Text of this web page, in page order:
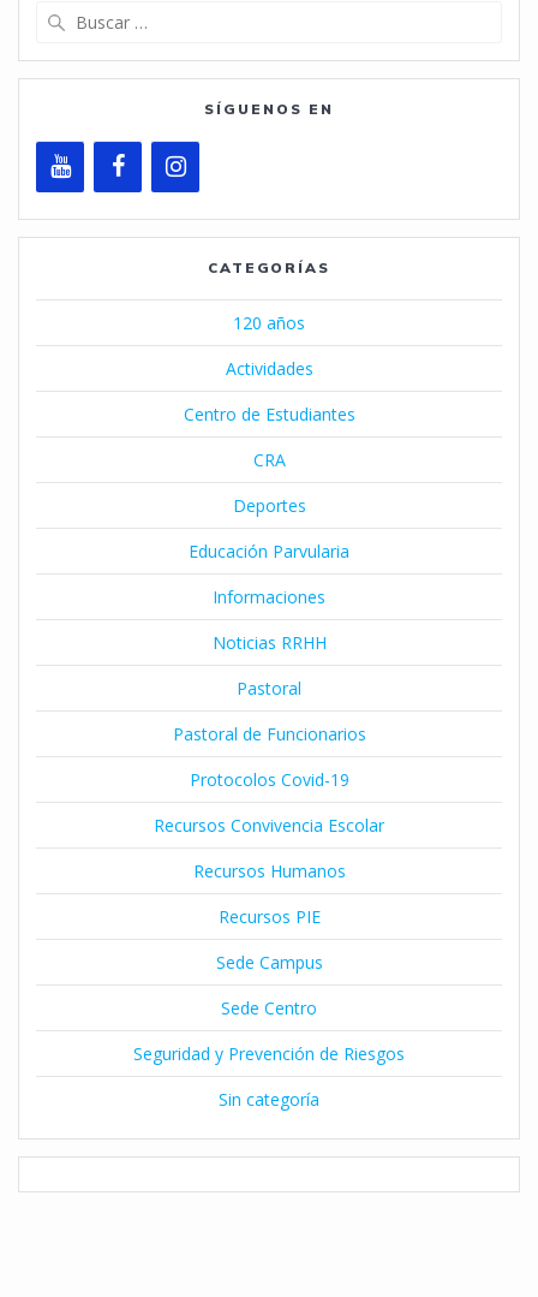
SÍGUENOS EN
CATEGORÍAS
120 años
Actividades
Centro de Estudiantes
CRA
Deportes
Educación Parvularia
Informaciones
Noticias RRHH
Pastoral
Pastoral de Funcionarios
Protocolos Covid-19
Recursos Convivencia Escolar
Recursos Humanos
Recursos PIE
Sede Campus
Sede Centro
Seguridad y Prevención de Riesgos
Sin categoría